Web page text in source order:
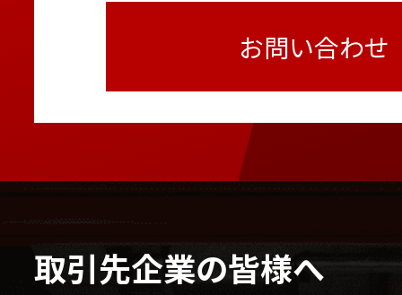
お問い合わせ
取引先企業の皆様へ